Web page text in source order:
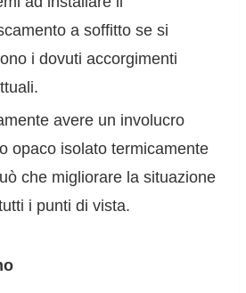
a soffitto se si
i dovuti accorgimenti
avere un involucro
opaco isolato termicamente
che migliorare la situazione
i punti di vista.